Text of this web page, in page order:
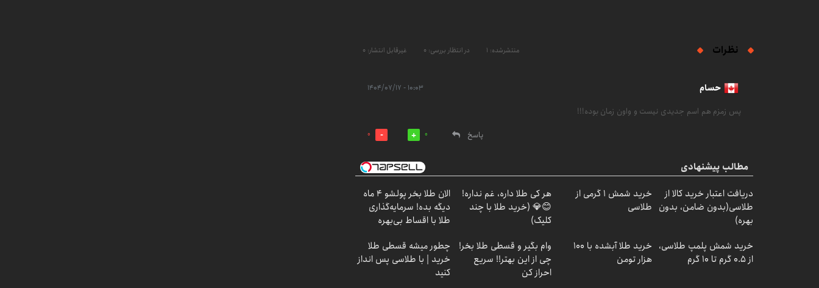
نظرات منتشرشده: 1 در انتظار بررسی: 0 غیرقابل انتشار: 0
حسام ۱۰:۰۳ - ۱۴۰۴/۰۷/۱۷
پس زمزم هم اسم جدیدی نیست و واون زمان بوده!!!
پاسخ
0
0
مطالب پیشنهادی
دریافت اعتبار خرید کالا از
طلاسی(بدون ضامن، بدون
بهره)
خرید شمش 1 گرمی از
طلاسی
هر کی طلا داره، غم نداره!
😊💎 (خرید طلا با چند
کلیک)
الان طلا بخر پولشو 4 ماه
دیگه بده! سرمایه‌گذاری
طلا با اقساط بی‌بهره
خرید شمش پلمپ طلاسی،
از ۰.۵ گرم تا ۱۰ گرم
خرید طلا آبشده با 100
هزار تومن
وام بگیر و قسطی طلا بخر!
چی از این بهتر!! سریع
احراز کن
چطور میشه قسطی طلا
خرید | با طلاسی پس انداز
کنید